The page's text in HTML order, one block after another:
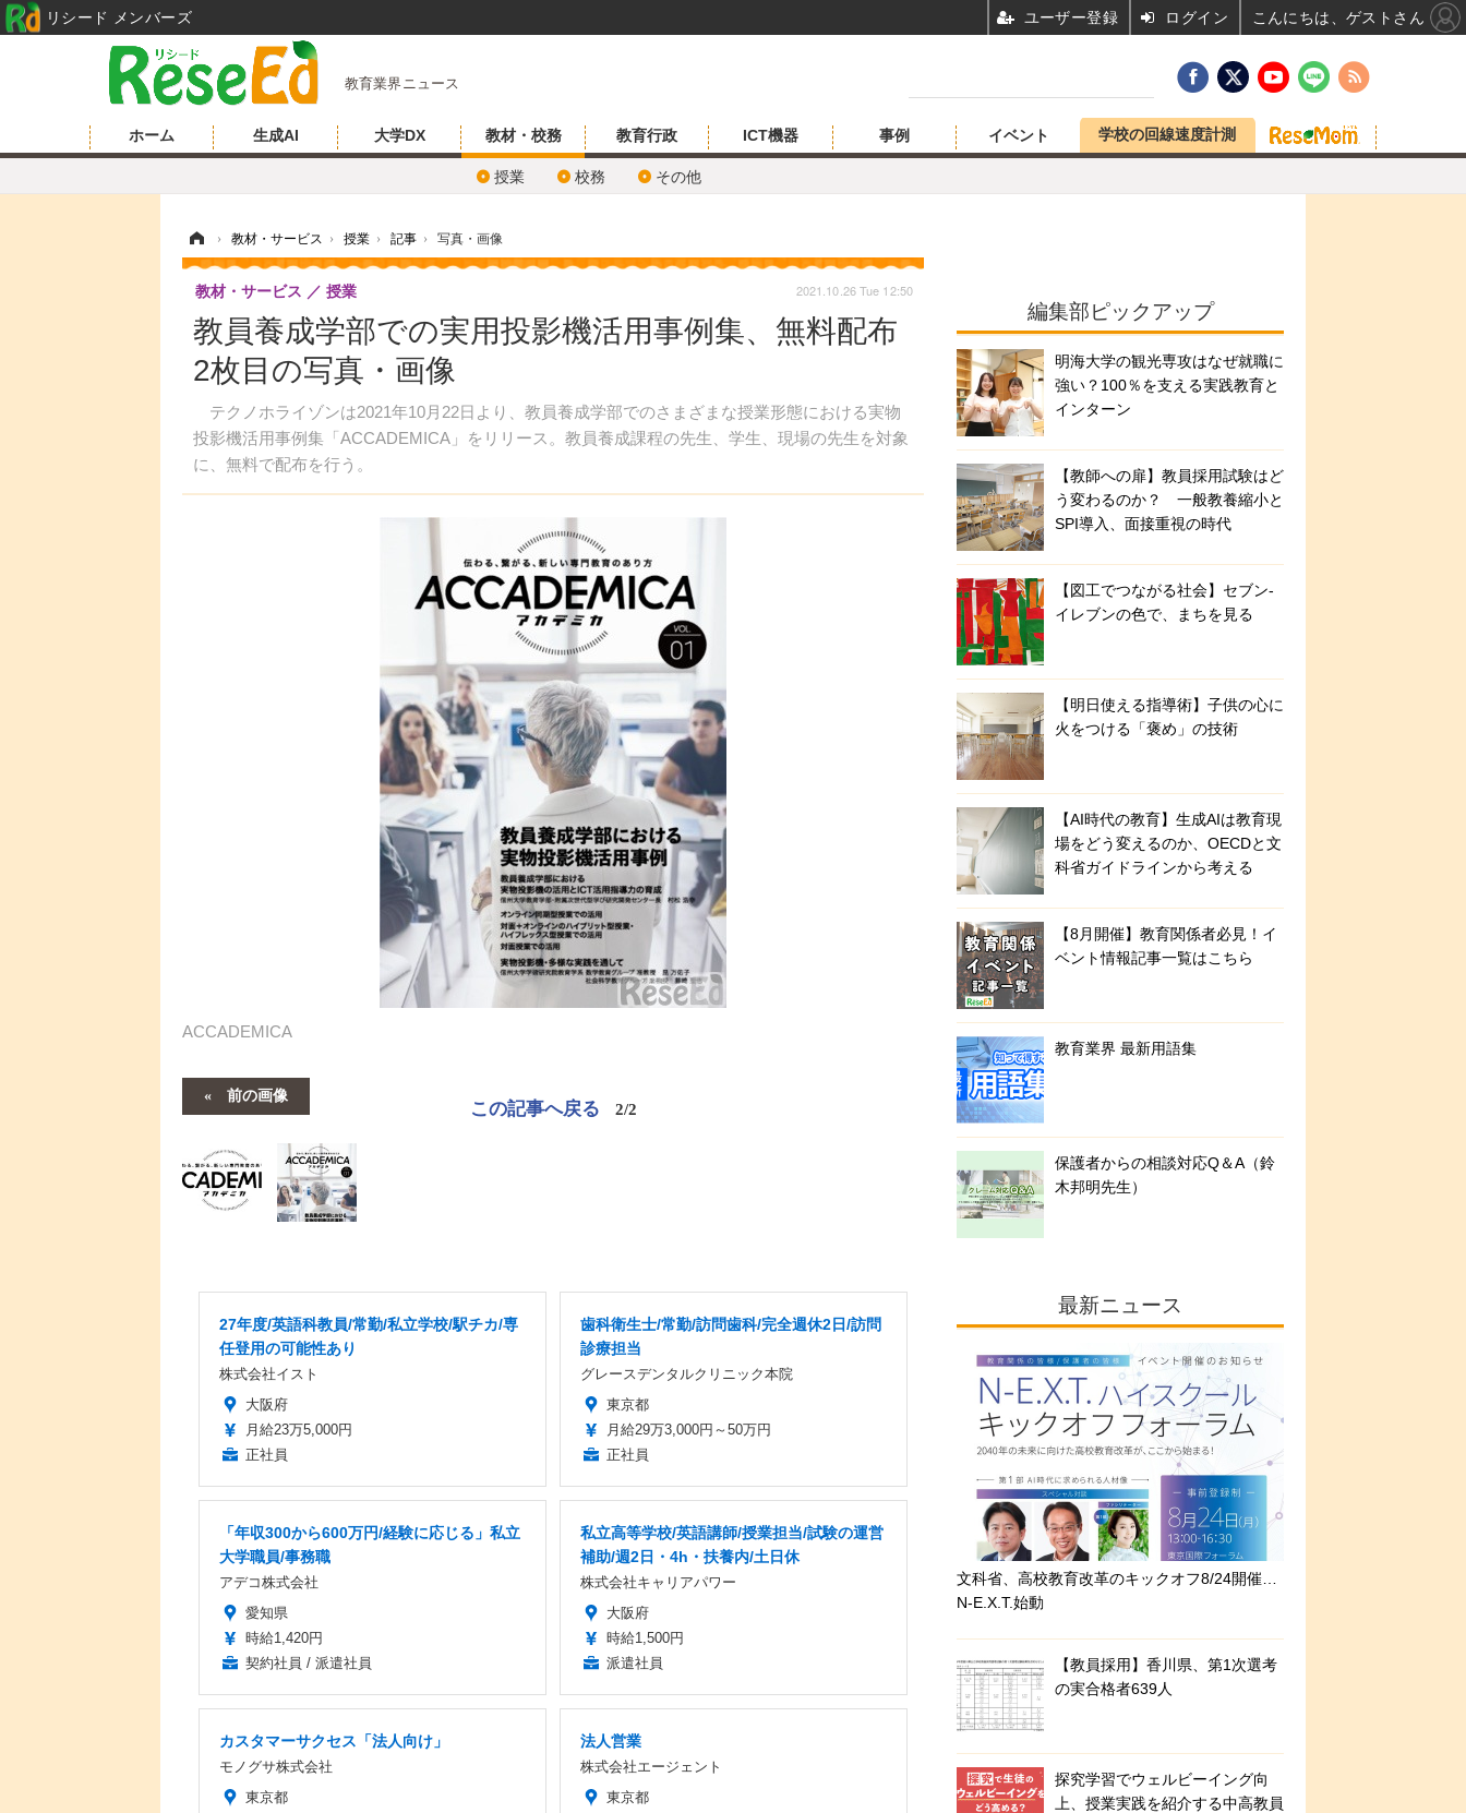
教育業界ニュース
ホーム 生成AI 大学DX 教材・校務
授業 校務 その他
教育行政 ICT機器 事例 イベント 学校の回線速度計測
› 教材・サービス › 授業 › 記事 › 写真・画像
教員養成学部での実用投影機活用事例集、無料配布
2枚目の写真・画像
テクノホライゾンは2021年10月22日より、教員養成学部でのさまざまな授業形態における実物
投影機活用事例集「ACCADEMICA」をリリース。教員養成課程の先生、学生、現場の先生を対象
に、無料で配布を行う。
教材・サービス 授業 2021.10.26 Tue 12:50
ACCADEMICA
前の画像
この記事へ戻る 2/2
27年度/英語科教員/常勤/私立学校/駅チカ/専
任登用の可能性あり
株式会社イスト
大阪府
月給23万5,000円
正社員
歯科衛生士/常勤/訪問歯科/完全週休2日/訪問
診療担当
グレースデンタルクリニック本院
東京都
月給29万3,000円～50万円
正社員
「年収300から600万円/経験に応じる」私立
大学職員/事務職
アデコ株式会社
愛知県
時給1,420円
契約社員 / 派遣社員
私立高等学校/英語講師/授業担当/試験の運営
補助/週2日・4h・扶養内/土日休
株式会社キャリアパワー
大阪府
時給1,500円
派遣社員
カスタマーサクセス「法人向け」
モノグサ株式会社
東京都
法人営業
株式会社エージェント
東京都
編集部ピックアップ
明海大学の観光専攻はなぜ就職に
強い？100％を支える実践教育と
インターン
【教師への扉】教員採用試験はど
う変わるのか？ 一般教養縮小と
SPI導入、面接重視の時代
【図工でつながる社会】セブン‐
イレブンの色で、まちを見る
【明日使える指導術】子供の心に
火をつける「褒め」の技術
【AI時代の教育】生成AIは教育現
場をどう変えるのか、OECDと文
科省ガイドラインから考える
【8月開催】教育関係者必見！イ
ベント情報記事一覧はこちら
教育業界 最新用語集
保護者からの相談対応Q＆A（鈴
木邦明先生）
最新ニュース
文科省、高校教育改革のキックオフ8/24開催…
N-E.X.T.始動
【教員採用】香川県、第1次選考
の実合格者639人
探究学習でウェルビーイング向
上、授業実践を紹介する中高教員
リシード メンバーズ ユーザー登録 ログイン こんにちは、ゲストさん